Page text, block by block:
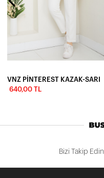
VNZ PİNTEREST KAZAK-SARI
640,00 TL
Bizi Takip Edin